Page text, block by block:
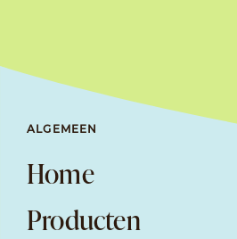
ALGEMEEN
Home
Producten